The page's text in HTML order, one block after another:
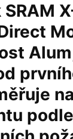
podle